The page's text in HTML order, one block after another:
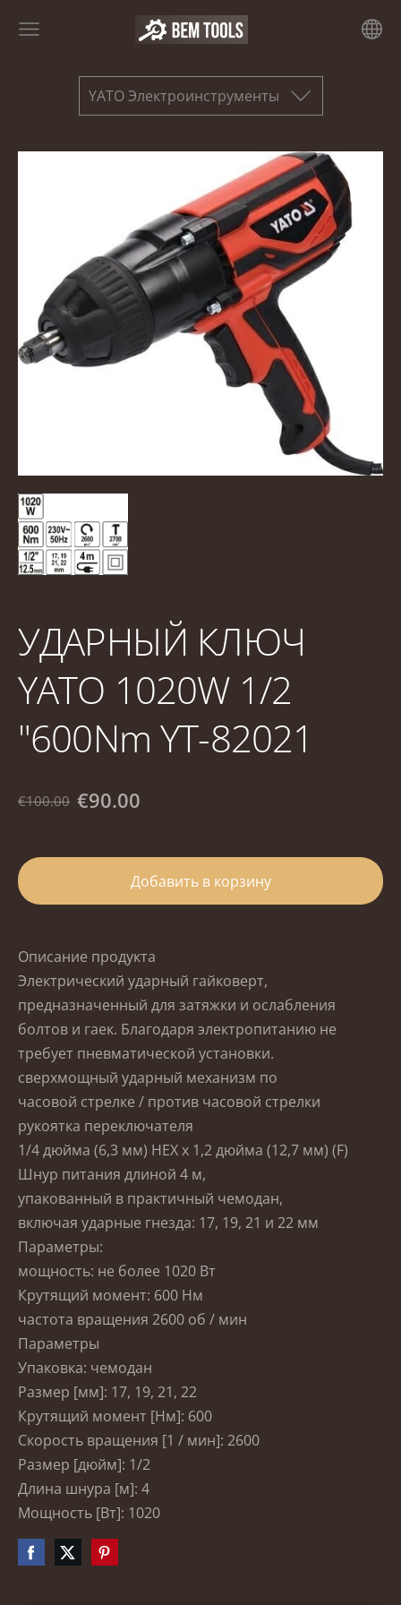
YATO Электроинструменты
УДАРНЫЙ КЛЮЧ
YATO 1020W 1/2
"600Nm YT-82021
€100.00 €90.00
Добавить в корзину
Описание продукта
Электрический ударный гайковерт,
предназначенный для затяжки и ослабления
болтов и гаек. Благодаря электропитанию не
требует пневматической установки.
сверхмощный ударный механизм по
часовой стрелке / против часовой стрелки
рукоятка переключателя
1/4дюйма (6,3 мм) HEX x 1,2дюйма (12,7 мм) (F)
Шнур питания длиной 4 м,
упакованный в практичный чемодан,
включая ударные гнезда: 17, 19, 21 и 22 мм
Параметры:
мощность: не более 1020 Вт
Крутящий момент: 600 Нм
частота вращения 2600 об / мин
Параметры
Упаковка: чемодан
Размер [мм]: 17, 19, 21, 22
Крутящий момент [Нм]: 600
Скорость вращения [1 / мин]: 2600
Размер [дюйм]: 1/2
Длина шнура [м]: 4
Мощность [Вт]: 1020